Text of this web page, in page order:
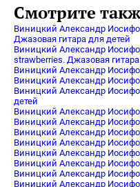
Смотрите
Виницкий Александр
Джазовая гитара для детей
Виницкий Александр
strawberries. Джазовая
Виницкий Александр
Виницкий Александр
Виницкий Александр
детей
Виницкий Александр
Виницкий Александр
Виницкий Александр
Виницкий Александр
Виницкий Александр
Виницкий Александр
Виницкий Александр
Виницкий Александр